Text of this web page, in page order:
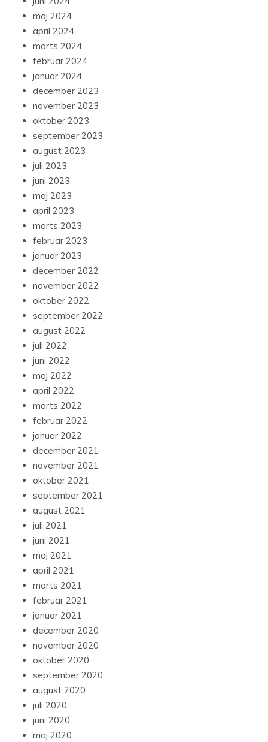
maj 2024
april 2024
marts 2024
februar 2024
januar 2024
december 2023
november 2023
oktober 2023
september 2023
august 2023
juli 2023
juni 2023
maj 2023
april 2023
marts 2023
februar 2023
januar 2023
december 2022
november 2022
oktober 2022
september 2022
august 2022
juli 2022
juni 2022
maj 2022
april 2022
marts 2022
februar 2022
januar 2022
december 2021
november 2021
oktober 2021
september 2021
august 2021
juli 2021
juni 2021
maj 2021
april 2021
marts 2021
februar 2021
januar 2021
december 2020
november 2020
oktober 2020
september 2020
august 2020
juli 2020
juni 2020
maj 2020